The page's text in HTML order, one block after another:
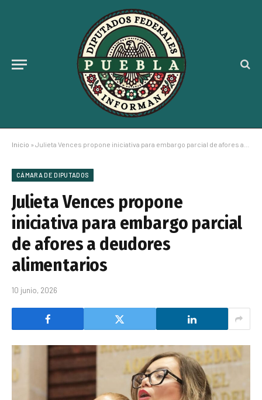
Inicio » Julieta Vences propone iniciativa para embargo parcial de afores a deudores alimentarios
CÁMARA DE DIPUTADOS
Julieta Vences propone
iniciativa para embargo parcial
de afores a deudores
alimentarios
10 junio, 2026